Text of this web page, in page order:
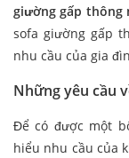
giường gấp thông
sofa giường gấp
nhu cầu của gia
Những yêu cầu
Để có được một
hiểu nhu cầu của